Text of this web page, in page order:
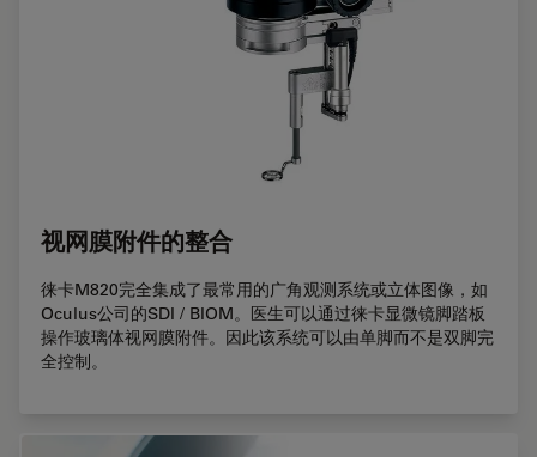
视网膜附件的整合
徕卡M820完全集成了最常用的广角观测系统或立体图像，如
Oculus公司的SDI / BIOM。医生可以通过徕卡显微镜脚踏板
操作玻璃体视网膜附件。因此该系统可以由单脚而不是双脚完
全控制。